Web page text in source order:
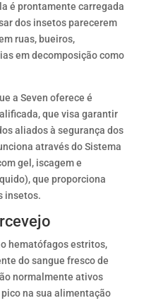
é prontamente carregada
dos insetos parecerem
ruas, bueiros,
em decomposição como
a Seven oferece é
que visa garantir
aliados à segurança dos
através do Sistema
gel, iscagem e
que proporciona
insetos.
hematófagos estritos,
do sangue fresco de
normalmente ativos
na sua alimentação